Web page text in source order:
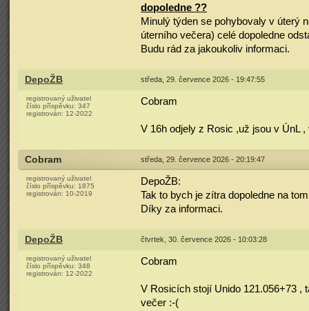
dopoledne ??
Minulý týden se pohybovaly v úterý
úterního večera) celé dopoledne
Budu rád za jakoukoliv informaci.
DepoŽB středa, 29. července 2026 - 19:47:55
registrovaný uživatel
číslo příspěvku: 347
registrován: 12-2022
Cobram
V 16h odjely z Rosic ,už jsou v ÚnL
Cobram středa, 29. července 2026 - 20:19:47
registrovaný uživatel
číslo příspěvku: 1875
registrován: 10-2019
DepoŽB:
Tak to bych je zítra dopoledne na
Díky za informaci.
DepoŽB čtvrtek, 30. července 2026 - 10:03:28
registrovaný uživatel
číslo příspěvku: 348
registrován: 12-2022
Cobram
V Rosicích stojí Unido 121.056+73 ,
večer :-(